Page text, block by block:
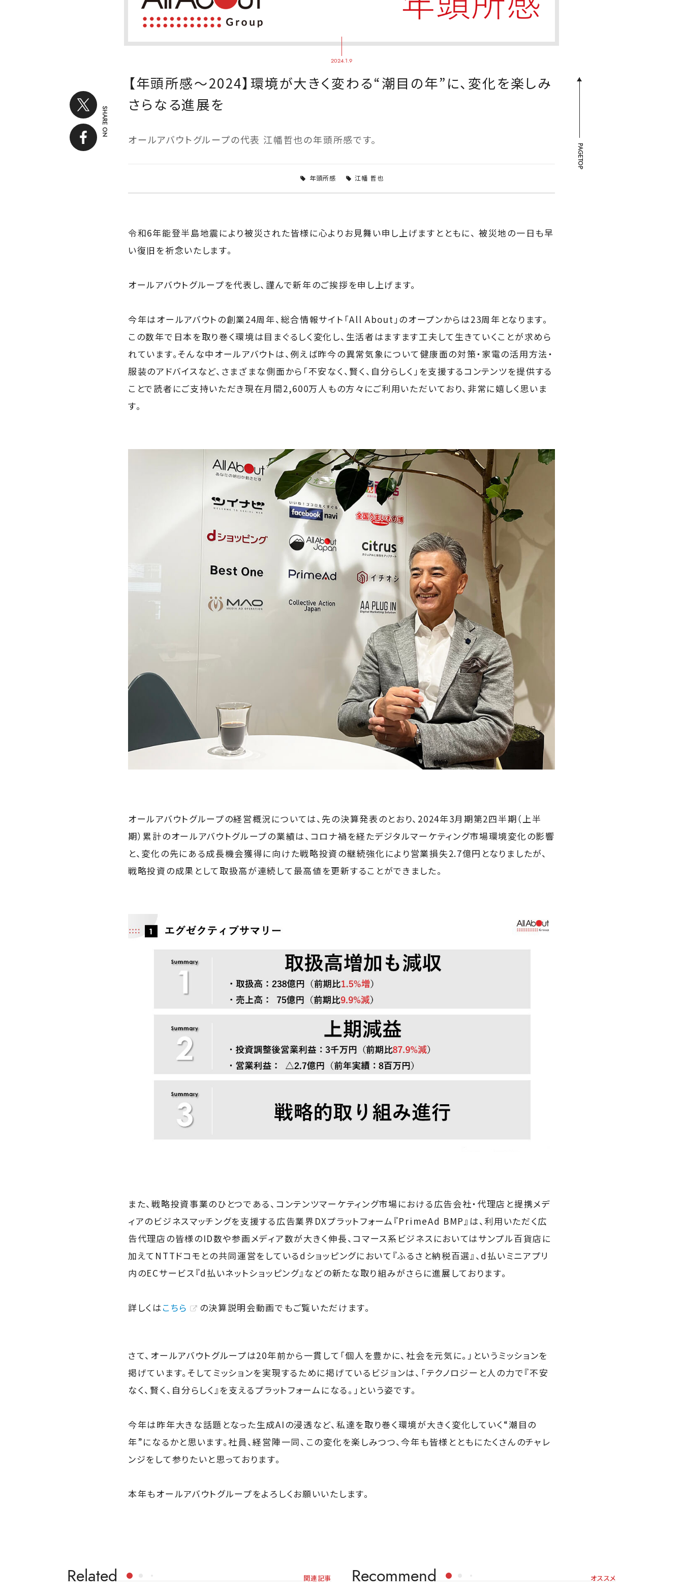
2024.1.9
SHARE ON
【年頭所感～2024】環境が大きく変わる“潮目の年”に、変化を楽しみ
さらなる進展を
オールアバウトグループの代表 江幡哲也の年頭所感です。
年頭所感 江幡 哲也
令和6年能登半島地震により被災された皆様に心よりお見舞い申し上げますとともに、 被災地の一日も早
い復旧を祈念いたします。
オールアバウトグループを代表し、謹んで新年のご挨拶を申し上げます。
今年はオールアバウトの創業24周年、総合情報サイト「All About」のオープンからは23周年となります。
この数年で日本を取り巻く環境は目まぐるしく変化し、生活者はますます工夫して生きていくことが求めら
れています。そんな中オールアバウトは、例えば昨今の異常気象について健康面の対策・家電の活用方法・
服装のアドバイスなど、さまざまな側面から「不安なく、賢く、自分らしく」を支援するコンテンツを提供する
ことで読者にご支持いただき現在月間2,600万人もの方々にご利用いただいており、非常に嬉しく思いま
す。
オールアバウトグループの経営概況については、先の決算発表のとおり、2024年3月期第2四半期（上半
期）累計のオールアバウトグループの業績は、コロナ禍を経たデジタルマーケティング市場環境変化の影響
と、変化の先にある成長機会獲得に向けた戦略投資の継続強化により営業損失2.7億円となりましたが、
戦略投資の成果として取扱高が連続して最高値を更新することができました。
また、戦略投資事業のひとつである、コンテンツマーケティング市場における広告会社・代理店と提携メデ
ィアのビジネスマッチングを支援する広告業界DXプラットフォーム『PrimeAd BMP』は、利用いただく広
告代理店の皆様のID数や参画メディア数が大きく伸長、コマース系ビジネスにおいてはサンプル百貨店に
加えてNTTドコモとの共同運営をしているdショッピングにおいて『ふるさと納税百選』、d払いミニアプリ
内のECサービス『d払いネットショッピング』などの新たな取り組みがさらに進展しております。
詳しくはこちら の決算説明会動画でもご覧いただけます。
さて、オールアバウトグループは20年前から一貫して「個人を豊かに、社会を元気に。」というミッションを
掲げています。そしてミッションを実現するために掲げているビジョンは、「テクノロジーと人の力で『不安
なく、賢く、自分らしく』を支えるプラットフォームになる。」という姿です。
今年は昨年大きな話題となった生成AIの浸透など、私達を取り巻く環境が大きく変化していく“潮目の
年”になるかと思います。社員、経営陣一同、この変化を楽しみつつ、今年も皆様とともにたくさんのチャレ
ンジをして参りたいと思っております。
本年もオールアバウトグループをよろしくお願いいたします。
PAGETOP
Related 関連記事 Recommend オススメ